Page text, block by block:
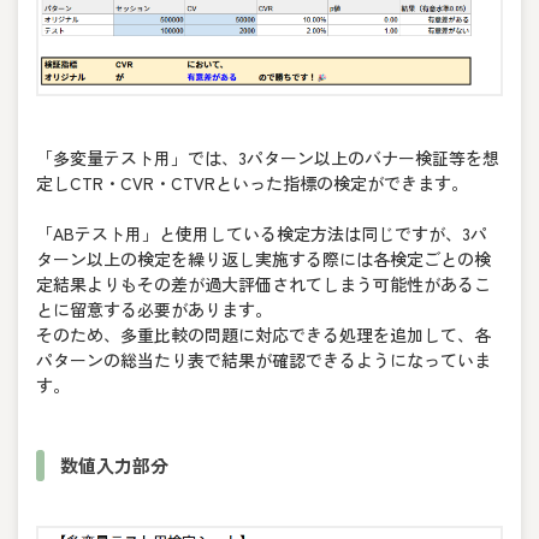
「多変量テスト用」では、3パターン以上のバナー検証等を想
定しCTR・CVR・CTVRといった指標の検定ができます。
「ABテスト用」と使用している検定方法は同じですが、3パ
ターン以上の検定を繰り返し実施する際には各検定ごとの検
定結果よりもその差が過大評価されてしまう可能性があるこ
とに留意する必要があります。
そのため、多重比較の問題に対応できる処理を追加して、各
パターンの総当たり表で結果が確認できるようになっていま
す。
数値入力部分